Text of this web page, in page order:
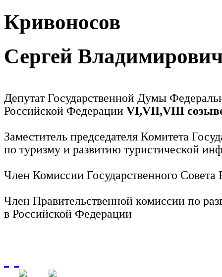
Кривоносов
Сергей
Депутат Государственной Думы
Российской Федерации VI,VII,VIII
Заместитель председателя Комитета
по туризму и развитию туристической
Член Комиссии Государственного
Член Правительственной комиссии по
в Российской Федерации